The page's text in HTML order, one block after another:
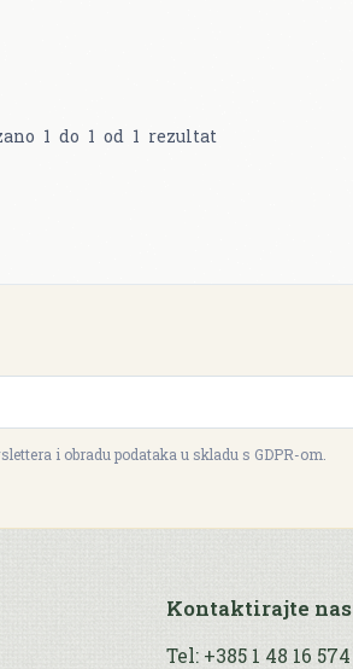
1 do 1 od 1 rezultat
i obradu podataka u skladu s GDPR-om.
Kontaktirajte nas
Tel: +385 1 48 16 574